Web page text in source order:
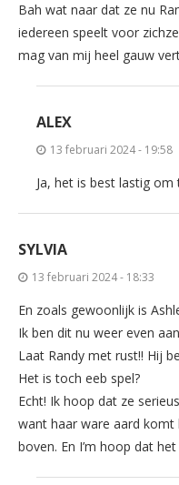
Bah wat naar dat ze nu
iedereen speelt voor
mag van mij heel gauw
ALEX
13 februari 2024 - 19:58
Ja, het is best lastig
SYLVIA
13 februari 2024 - 18:33
En zoals gewoonlijk is
Ik ben dit nu weer even
Laat Randy met rust!! Hij
Het is toch eeb spel?
Echt! Ik hoop dat ze
want haar ware aard
boven. En I’m hoop dat